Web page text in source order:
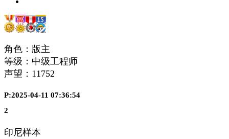
角色：版主
等级：中级工程师
声望： 11752
P:2025-04-11 07:36:54
2
印尼样本